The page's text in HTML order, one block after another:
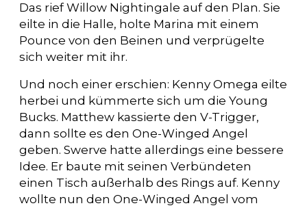
Das rief Willow Nightingale auf den Plan. Sie
eilte in die Halle, holte Marina mit einem
Pounce von den Beinen und verprügelte
sich weiter mit ihr.
Und noch einer erschien: Kenny Omega eilte
herbei und kümmerte sich um die Young
Bucks. Matthew kassierte den V-Trigger,
dann sollte es den One-Winged Angel
geben. Swerve hatte allerdings eine bessere
Idee. Er baute mit seinen Verbündeten
einen Tisch außerhalb des Rings auf. Kenny
wollte nun den One-Winged Angel vom